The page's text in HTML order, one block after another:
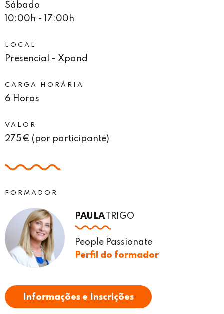
Sábado
10:00h - 17:00h
LOCAL
Presencial - Xpand
CARGA HORÁRIA
6 Horas
VALOR
275€ (por participante)
FORMADOR
PAULA TRIGO
People Passionate
Perfil do formador
Informações e Inscrições